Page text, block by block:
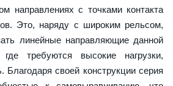
направлениях с точками контакта
Это, наряду с широким рельсом,
линейные направляющие данной
требуются высокие нагрузки,
Благодаря своей конструкции серия